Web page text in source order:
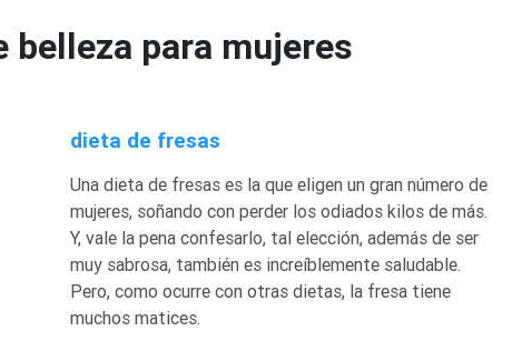
belleza para mujeres
dieta de fresas
Una dieta de fresas es la que eligen un gran número de
mujeres, soñando con perder los odiados kilos de más.
Y, vale la pena confesarlo, tal elección, además de ser
muy sabrosa, también es increíblemente saludable.
Pero, como ocurre con otras dietas, la fresa tiene
muchos matices.